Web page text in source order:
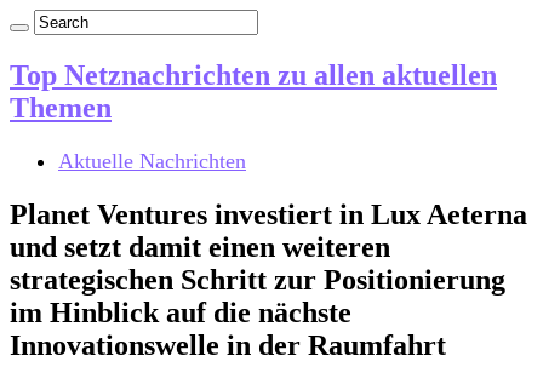
Top Netznachrichten zu allen aktuellen
Themen
Aktuelle Nachrichten
Planet Ventures investiert in Lux Aeterna
und setzt damit einen weiteren
strategischen Schritt zur Positionierung
im Hinblick auf die nächste
Innovationswelle in der Raumfahrt